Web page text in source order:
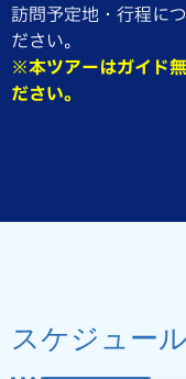
訪問予定地・行程に
ださい。
※本ツアーはガイド
ださい。
スケジュール